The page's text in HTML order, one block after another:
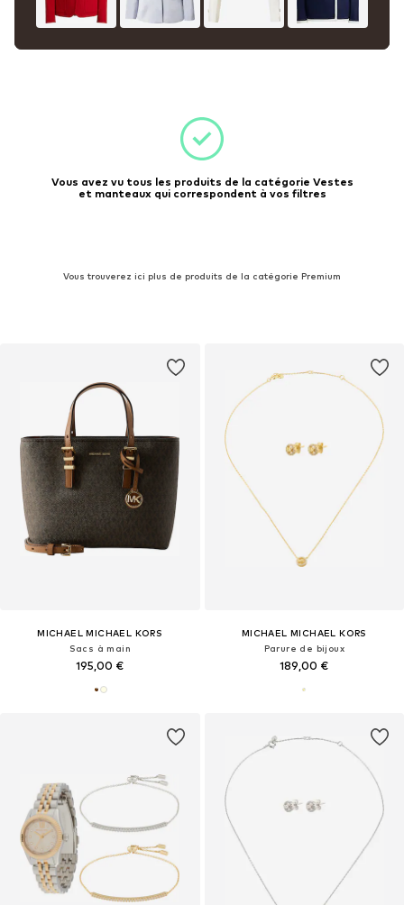
Vous avez vu tous les produits de la catégorie Vestes
et manteaux qui correspondent à vos filtres
Vous trouverez ici plus de produits de la catégorie Premium
MICHAEL MICHAEL KORS
Sacs à main
195,00 €
MICHAEL MICHAEL KORS
Parure de bijoux
189,00 €